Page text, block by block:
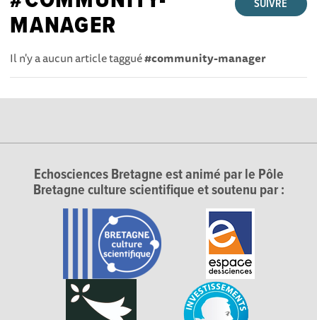
SUIVRE
MANAGER
Il n'y a aucun article taggué#community-manager
Echosciences Bretagne est animé par le Pôle
Bretagne culture scientifique et soutenu par :